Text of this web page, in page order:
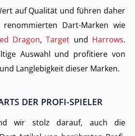
auf Qualität und führen daher
Dart-Marken wie
Dragon,Target und Harrows.
Auswahl und profitiere von
Langlebigkeit dieser Marken.
DER PROFI-SPIELER
wir stolz darauf, auch die